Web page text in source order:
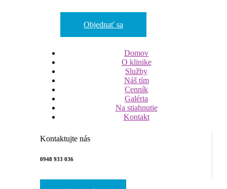
Objednať sa
Domov
O klinike
Služby
Náš tím
Cenník
Galéria
Na stiahnutie
Kontakt
0948 933 036
Kontaktujte nás